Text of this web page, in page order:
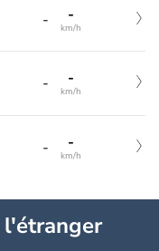
- -
km/h
- -
km/h
- -
km/h